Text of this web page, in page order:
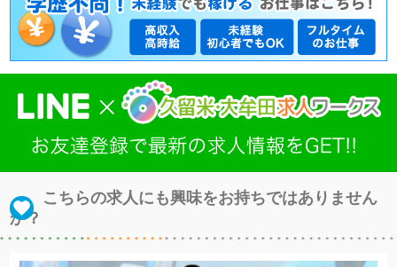
こちらの求人にも興味をお持ちではありません
か？